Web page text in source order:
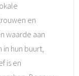
en
waarde aan
hun buurt,
is en